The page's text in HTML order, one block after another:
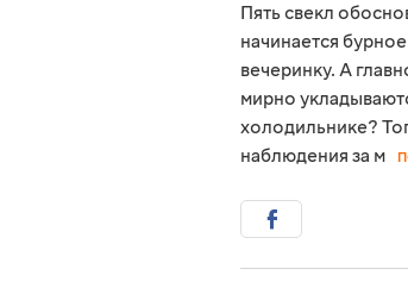
Пять свекл
начинается
вечеринку. А
мирно
холодильнике?
наблюдения за м